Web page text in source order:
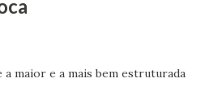
a maior e a mais bem estruturada